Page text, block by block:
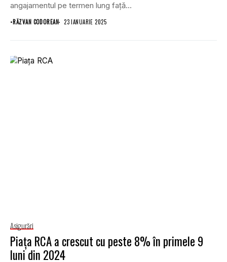
angajamentul pe termen lung față...
•RĂZVAN CODOREAN 23 IANUARIE 2025
Asigurări
Piața RCA a crescut cu peste 8% în primele 9
luni din 2024